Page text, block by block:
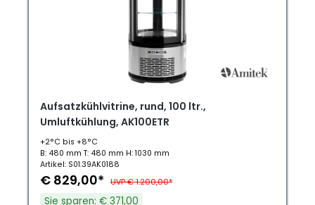
Aufsatzkühlvitrine, rund, 100 ltr.,
Umluftkühlung, AK100ETR
+2°C bis +8°C
B: 480 mm T: 480 mm H: 1030 mm
Artikel: S01.39AK0188
€ 829,00* UVP € 1.200,00*
Sie sparen: € 371,00